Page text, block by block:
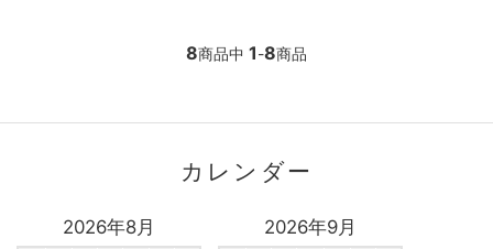
8商品中 1-8商品
カレンダー
2026年8月 2026年9月